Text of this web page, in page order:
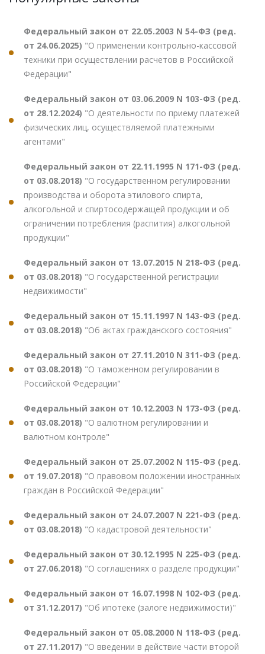
Федеральный закон от 22.05.2003 N 54-ФЗ (ред.
от 24.06.2025) "О применении контрольно-кассовой
техники при осуществлении расчетов в Российской
Федерации"
Федеральный закон от 03.06.2009 N 103-ФЗ (ред.
от 28.12.2024) "О деятельности по приему платежей
физических лиц, осуществляемой платежными
агентами"
Федеральный закон от 22.11.1995 N 171-ФЗ (ред.
от 03.08.2018) "О государственном регулировании
производства и оборота этилового спирта,
алкогольной и спиртосодержащей продукции и об
ограничении потребления (распития) алкогольной
продукции"
Федеральный закон от 13.07.2015 N 218-ФЗ (ред.
от 03.08.2018) "О государственной регистрации
недвижимости"
Федеральный закон от 15.11.1997 N 143-ФЗ (ред.
от 03.08.2018) "Об актах гражданского состояния"
Федеральный закон от 27.11.2010 N 311-ФЗ (ред.
от 03.08.2018) "О таможенном регулировании в
Российской Федерации"
Федеральный закон от 10.12.2003 N 173-ФЗ (ред.
от 03.08.2018) "О валютном регулировании и
валютном контроле"
Федеральный закон от 25.07.2002 N 115-ФЗ (ред.
от 19.07.2018) "О правовом положении иностранных
граждан в Российской Федерации"
Федеральный закон от 24.07.2007 N 221-ФЗ (ред.
от 03.08.2018) "О кадастровой деятельности"
Федеральный закон от 30.12.1995 N 225-ФЗ (ред.
от 27.06.2018) "О соглашениях о разделе продукции"
Федеральный закон от 16.07.1998 N 102-ФЗ (ред.
от 31.12.2017) "Об ипотеке (залоге недвижимости)"
Федеральный закон от 05.08.2000 N 118-ФЗ (ред.
от 27.11.2017) "О введении в действие части второй